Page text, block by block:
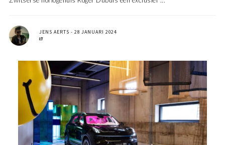
JENS AERTS 28 JANUARI 2024